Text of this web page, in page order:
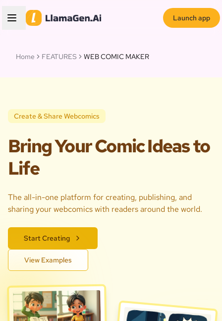
Launch app
Home FEATURES WEB COMIC MAKER
Create & Share Webcomics
Bring Your Comic Ideas to
Life
The all-in-one platform for creating, publishing, and
sharing your webcomics with readers around the world.
Start Creating
View Examples